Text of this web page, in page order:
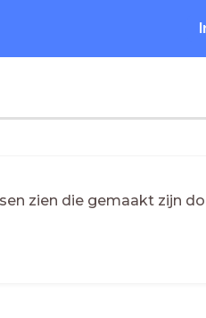
zien die gemaakt zijn